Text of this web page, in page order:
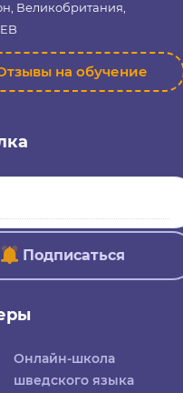
Великобритания,
на обучение
Подписаться
Онлайн-школа
шведского языка